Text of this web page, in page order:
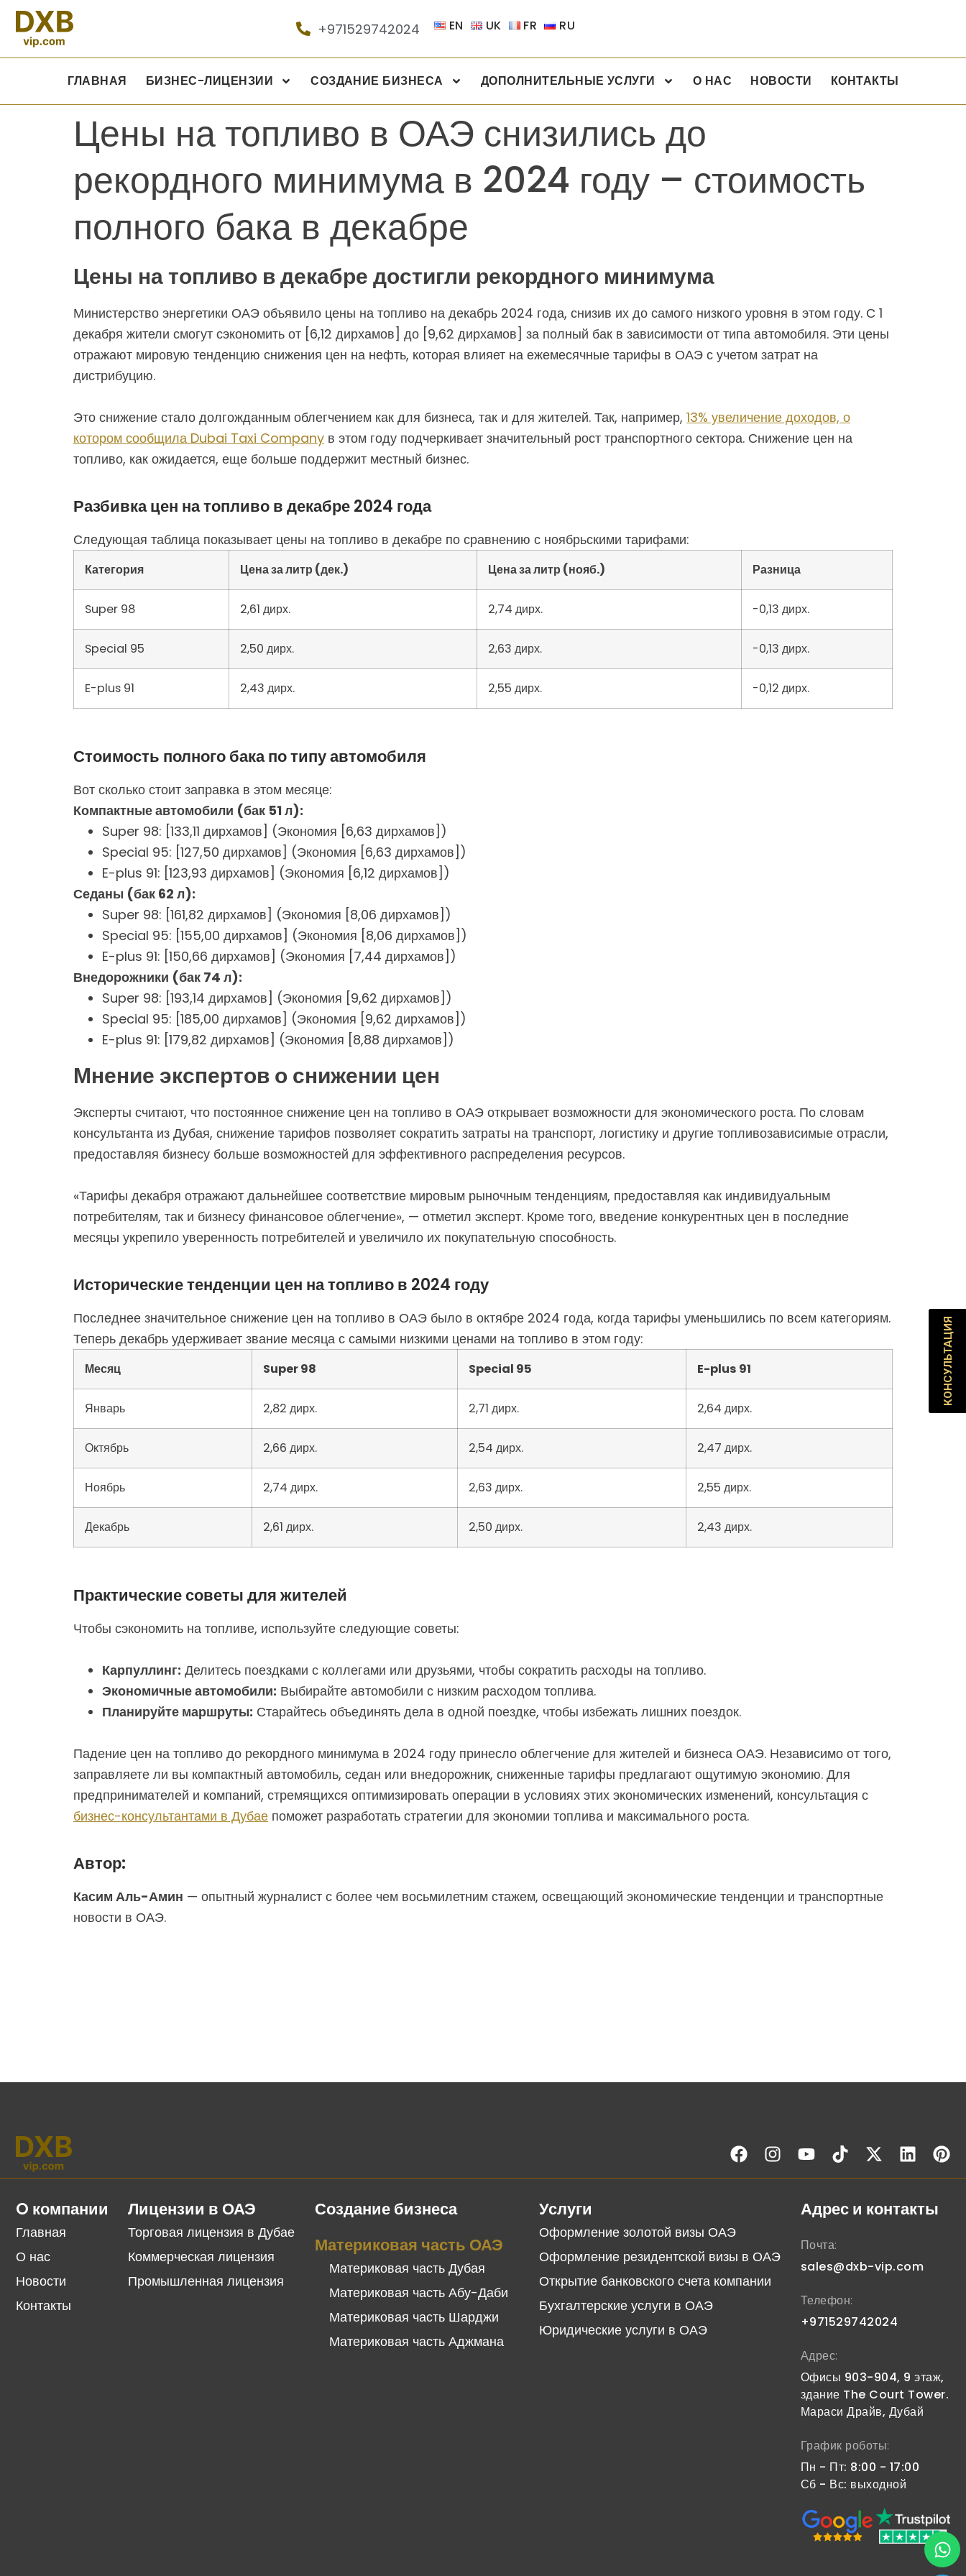
+971529742024 EN UK FR RU
ГЛАВНАЯ БИЗНЕС-ЛИЦЕНЗИИ СОЗДАНИЕ БИЗНЕСА ДОПОЛНИТЕЛЬНЫЕ УСЛУГИ О НАС НОВОСТИ КОНТАКТЫ
Цены на топливо в ОАЭ снизились до
рекордного минимума в 2024 году – стоимость
полного бака в декабре
Цены на топливо в декабре достигли рекордного минимума
Министерство энергетики ОАЭ объявило цены на топливо на декабрь 2024 года, снизив их до самого низкого уровня в этом году. С 1
декабря жители смогут сэкономить от [6,12 дирхамов] до [9,62 дирхамов] за полный бак в зависимости от типа автомобиля. Эти цены
отражают мировую тенденцию снижения цен на нефть, которая влияет на ежемесячные тарифы в ОАЭ с учетом затрат на
дистрибуцию.
Это снижение стало долгожданным облегчением как для бизнеса, так и для жителей. Так, например, 13% увеличение доходов, о
котором сообщила Dubai Taxi Company в этом году подчеркивает значительный рост транспортного сектора. Снижение цен на
топливо, как ожидается, еще больше поддержит местный бизнес.
Разбивка цен на топливо в декабре 2024 года
Следующая таблица показывает цены на топливо в декабре по сравнению с ноябрьскими тарифами:
Категория Цена за литр (дек.) Цена за литр (нояб.) Разница
Super 98 2,61 дирх. 2,74 дирх. -0,13 дирх.
Special 95 2,50 дирх. 2,63 дирх. -0,13 дирх.
E-plus 91 2,43 дирх. 2,55 дирх. -0,12 дирх.
Стоимость полного бака по типу автомобиля
Вот сколько стоит заправка в этом месяце:
Компактные автомобили (бак 51 л):
Super 98: [133,11 дирхамов] (Экономия [6,63 дирхамов])
Special 95: [127,50 дирхамов] (Экономия [6,63 дирхамов])
E-plus 91: [123,93 дирхамов] (Экономия [6,12 дирхамов])
Седаны (бак 62 л):
Super 98: [161,82 дирхамов] (Экономия [8,06 дирхамов])
Special 95: [155,00 дирхамов] (Экономия [8,06 дирхамов])
E-plus 91: [150,66 дирхамов] (Экономия [7,44 дирхамов])
Внедорожники (бак 74 л):
Super 98: [193,14 дирхамов] (Экономия [9,62 дирхамов])
Special 95: [185,00 дирхамов] (Экономия [9,62 дирхамов])
E-plus 91: [179,82 дирхамов] (Экономия [8,88 дирхамов])
Мнение экспертов о снижении цен
Эксперты считают, что постоянное снижение цен на топливо в ОАЭ открывает возможности для экономического роста. По словам
консультанта из Дубая, снижение тарифов позволяет сократить затраты на транспорт, логистику и другие топливозависимые отрасли,
предоставляя бизнесу больше возможностей для эффективного распределения ресурсов.
«Тарифы декабря отражают дальнейшее соответствие мировым рыночным тенденциям, предоставляя как индивидуальным
потребителям, так и бизнесу финансовое облегчение», — отметил эксперт. Кроме того, введение конкурентных цен в последние
месяцы укрепило уверенность потребителей и увеличило их покупательную способность.
Исторические тенденции цен на топливо в 2024 году
Последнее значительное снижение цен на топливо в ОАЭ было в октябре 2024 года, когда тарифы уменьшились по всем категориям.
Теперь декабрь удерживает звание месяца с самыми низкими ценами на топливо в этом году:
Месяц Super 98 Special 95 E-plus 91
Январь 2,82 дирх. 2,71 дирх. 2,64 дирх.
Октябрь 2,66 дирх. 2,54 дирх. 2,47 дирх.
Ноябрь 2,74 дирх. 2,63 дирх. 2,55 дирх.
Декабрь 2,61 дирх. 2,50 дирх. 2,43 дирх.
Практические советы для жителей
Чтобы сэкономить на топливе, используйте следующие советы:
Карпуллинг: Делитесь поездками с коллегами или друзьями, чтобы сократить расходы на топливо.
Экономичные автомобили: Выбирайте автомобили с низким расходом топлива.
Планируйте маршруты: Старайтесь объединять дела в одной поездке, чтобы избежать лишних поездок.
Падение цен на топливо до рекордного минимума в 2024 году принесло облегчение для жителей и бизнеса ОАЭ. Независимо от того,
заправляете ли вы компактный автомобиль, седан или внедорожник, сниженные тарифы предлагают ощутимую экономию. Для
предпринимателей и компаний, стремящихся оптимизировать операции в условиях этих экономических изменений, консультация с
бизнес-консультантами в Дубае поможет разработать стратегии для экономии топлива и максимального роста.
Автор:
Касим Аль-Амин — опытный журналист с более чем восьмилетним стажем, освещающий экономические тенденции и транспортные
новости в ОАЭ.
КОНСУЛЬТАЦИЯ
O компании
Главная
О нас
Новости
Контакты
Лицензии в ОАЭ
Торговая лицензия в Дубае
Коммерческая лицензия
Промышленная лицензия
Создание бизнеса
Материковая часть ОАЭ
Материковая часть Дубая
Материковая часть Абу-Даби
Материковая часть Шарджи
Материковая часть Аджмана
Услуги
Оформление золотой визы ОАЭ
Оформление резидентской визы в ОАЭ
Открытие банковского счета компании
Бухгалтерские услуги в ОАЭ
Юридические услуги в ОАЭ
Адрес и контакты
Почта:
sales@dxb-vip.com
Телефон:
+971529742024
Адрес:
Офисы 903-904, 9 этаж,
здание The Court Tower.
Мараси Драйв, Дубай
График роботы:
Пн - Пт: 8:00 - 17:00
Сб - Вс: выходной